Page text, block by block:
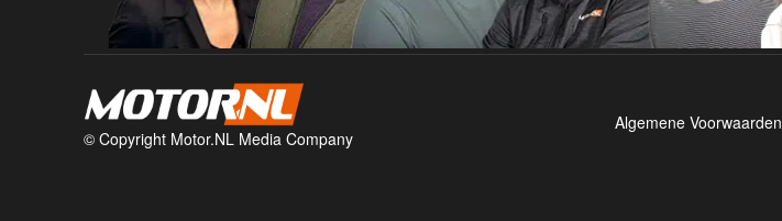
© Copyright Motor.NL Media Company
Algemene Voorwaarden